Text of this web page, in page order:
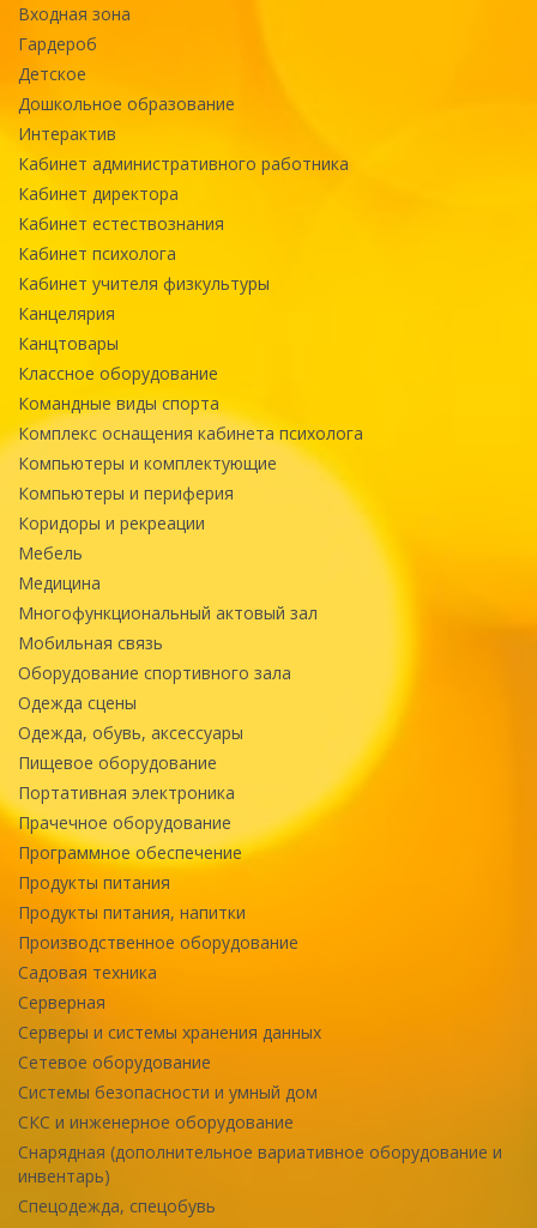
Входная зона
Гардероб
Детское
Дошкольное образование
Интерактив
Кабинет административного работника
Кабинет директора
Кабинет естествознания
Кабинет психолога
Кабинет учителя физкультуры
Канцелярия
Канцтовары
Классное оборудование
Командные виды спорта
Комплекс оснащения кабинета психолога
Компьютеры и комплектующие
Компьютеры и периферия
Коридоры и рекреации
Мебель
Медицина
Многофункциональный актовый зал
Мобильная связь
Оборудование спортивного зала
Одежда сцены
Одежда, обувь, аксессуары
Пищевое оборудование
Портативная электроника
Прачечное оборудование
Программное обеспечение
Продукты питания
Продукты питания, напитки
Производственное оборудование
Садовая техника
Серверная
Серверы и системы хранения данных
Сетевое оборудование
Системы безопасности и умный дом
СКС и инженерное оборудование
Снарядная (дополнительное вариативное оборудование и
инвентарь)
Спецодежда, спецобувь